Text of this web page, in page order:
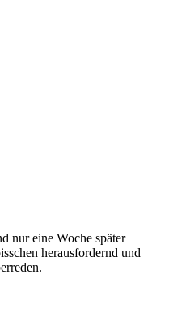
nur eine Woche später
herausfordernd und